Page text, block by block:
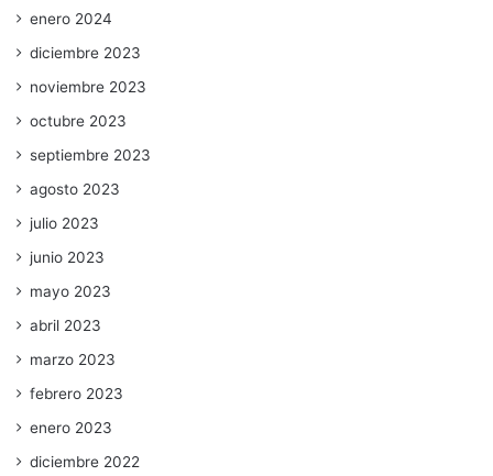
enero 2024
diciembre 2023
noviembre 2023
octubre 2023
septiembre 2023
agosto 2023
julio 2023
junio 2023
mayo 2023
abril 2023
marzo 2023
febrero 2023
enero 2023
diciembre 2022